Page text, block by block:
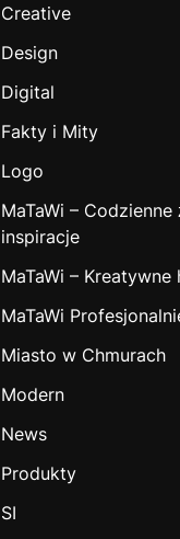
Creative
Design
Digital
Fakty i Mity
Logo
MaTaWi – Codzienne
inspiracje
MaTaWi – Kreatywne
MaTaWi
Miasto w Chmurach
Modern
News
Produkty
SI